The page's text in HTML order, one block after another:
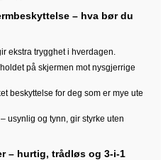
– hva bør du
ekstra trygghet i hverdagen.
på skjermen mot nysgjerrige
beskyttelse for deg som er mye ute
– usynlig og tynn, gir styrke uten
– hurtig, trådløs og 3-i-1